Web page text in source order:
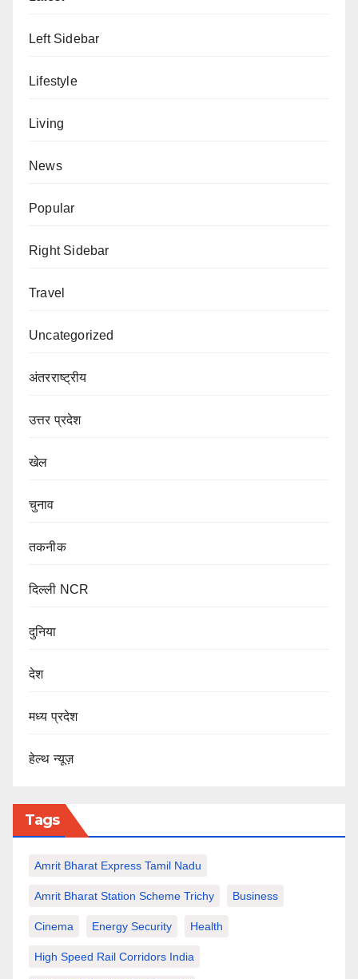
Left Sidebar
Lifestyle
Living
News
Popular
Right Sidebar
Travel
Uncategorized
अंतरराष्ट्रीय
उत्तर प्रदेश
खेल
चुनाव
तकनीक
दिल्ली NCR
दुनिया
देश
मध्य प्रदेश
हेल्थ न्यूज़
Tags
Amrit Bharat Express Tamil Nadu
Amrit Bharat Station Scheme Trichy Business
Cinema Energy Security Health
High Speed Rail Corridors India